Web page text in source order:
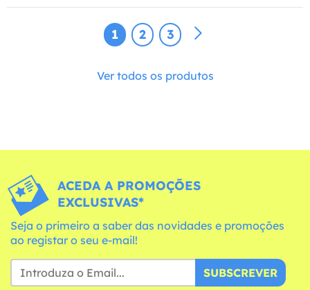
1 2 3
Ver todos os produtos
ACEDA A PROMOÇÕES
EXCLUSIVAS*
Seja o primeiro a saber das novidades e promoções
ao registar o seu e-mail!
SUBSCREVER